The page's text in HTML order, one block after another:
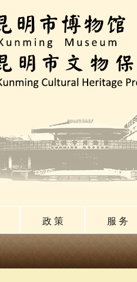
政 策 服 务